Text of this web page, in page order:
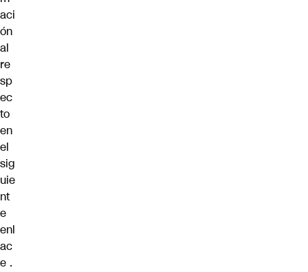
aci
ón
al
re
sp
ec
to
en
el
sig
uie
nt
e
enl
ac
e .